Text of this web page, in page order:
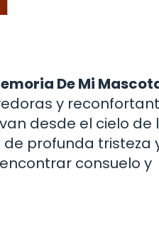
De Mi
y
desde el cielo de
profunda tristeza
consuelo y